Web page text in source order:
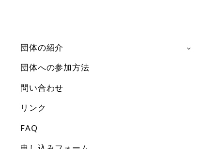
団体の紹介
団体への参加方法
問い合わせ
リンク
FAQ